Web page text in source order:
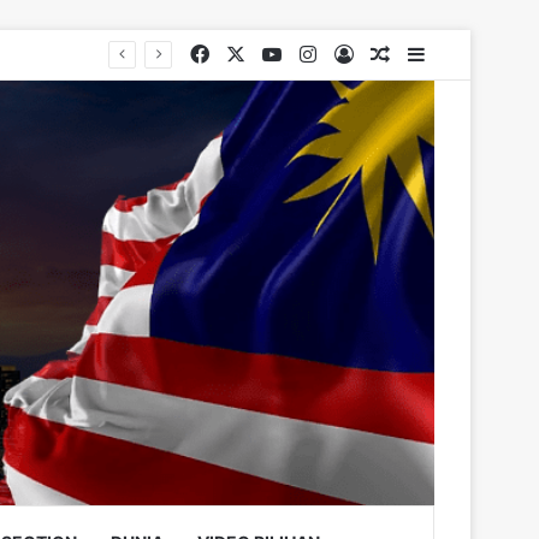
Facebook YouTubeInstagram
Log InRandom Article